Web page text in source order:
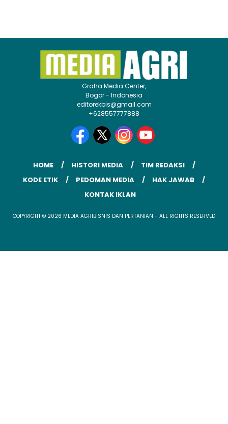
Graha Media Center,
Bogor - Indonesia
editorekbis@gmail.com
+628557777888
HOME HISTORI MEDIA
TIM REDAKSI
KODE ETIK
PEDOMAN MEDIA
HAK JAWAB
KONTAK IKLAN
COPYRIGHT © 2026 MEDIA AGRIBISNIS DAN PERTANIAN - ALL RIGHTS RESERVED